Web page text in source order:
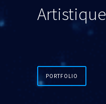
Artistique
PORTFOLIO